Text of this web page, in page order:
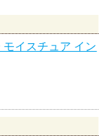
モイスチュア イン